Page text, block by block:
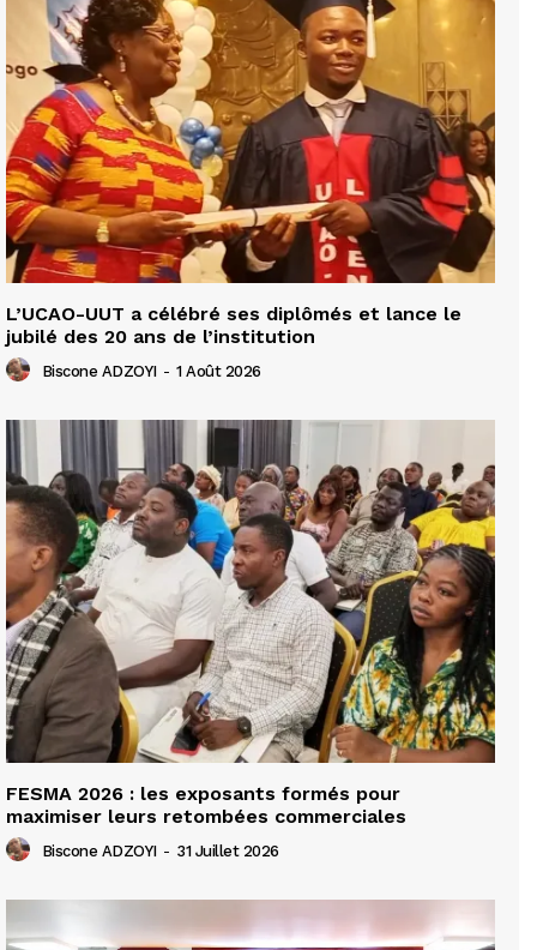
L’UCAO-UUT a célébré ses diplômés et lance le
jubilé des 20 ans de l’institution
Biscone ADZOYI - 1 Août 2026
FESMA 2026 : les exposants formés pour
maximiser leurs retombées commerciales
Biscone ADZOYI - 31 Juillet 2026